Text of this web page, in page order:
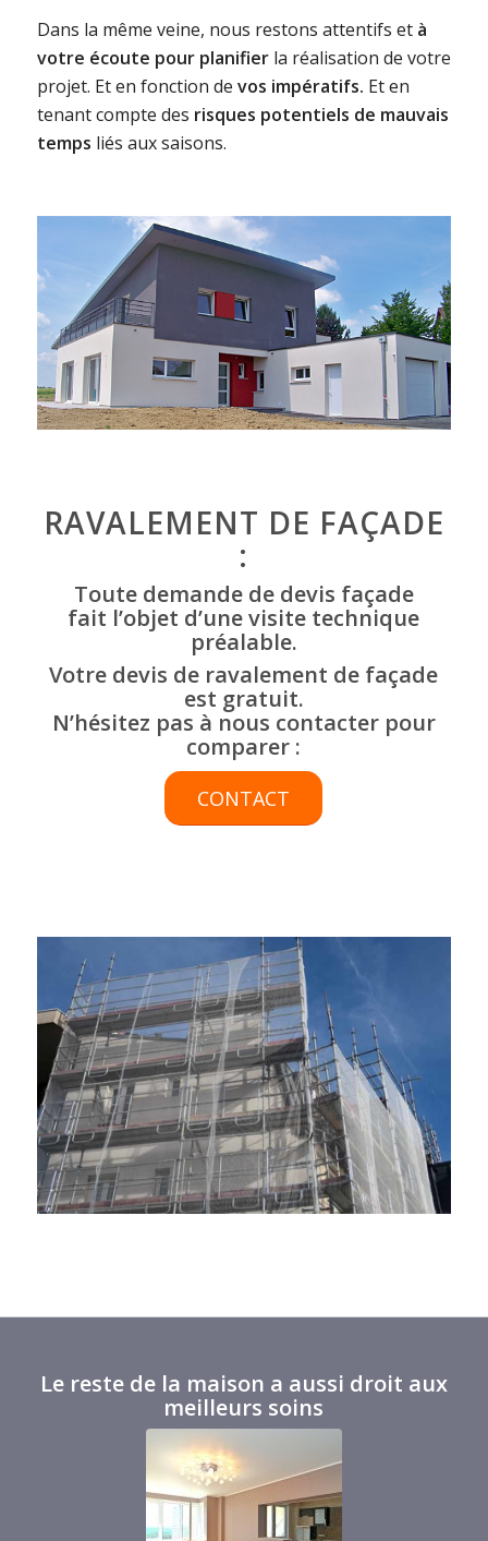
Dans la même veine, nous restons attentifs età
votre écoute pour planifierla réalisation de votre
projet. Et en fonction de vos impératifs. Et en
tenant compte des risques potentiels de mauvais
temps liés aux saisons.
RAVALEMENT DE FAÇADE
:
Toute demande de devis façade
fait l’objet d’une visite technique
préalable.
Votre devis de ravalement de façade
est gratuit.
N’hésitez pas à nous contacter pour
comparer :
CONTACT
Le reste de la maison a aussi droit aux
meilleurs soins